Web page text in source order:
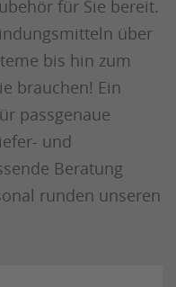
für Sie bereit.
über
bis hin zum
brauchen! Ein
passgenaue
und
Beratung
runden unseren